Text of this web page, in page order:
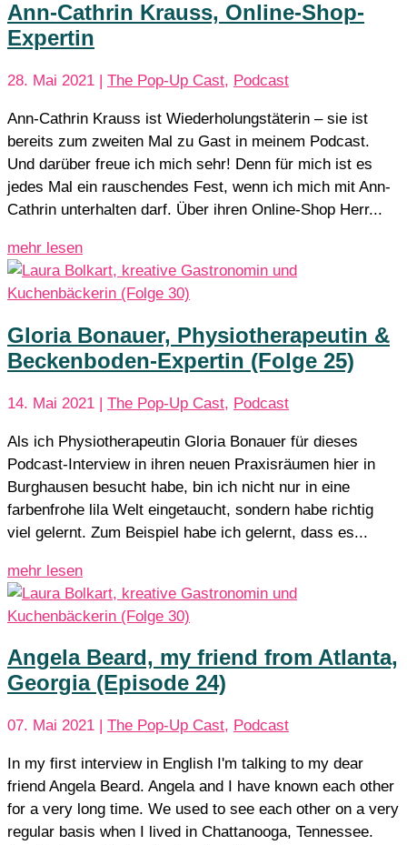
Ann-Cathrin Krauss, Online-Shop-
Expertin
28. Mai 2021 | The Pop-Up Cast, Podcast
Ann-Cathrin Krauss ist Wiederholungstäterin – sie ist
bereits zum zweiten Mal zu Gast in meinem Podcast.
Und darüber freue ich mich sehr! Denn für mich ist es
jedes Mal ein rauschendes Fest, wenn ich mich mit Ann-
Cathrin unterhalten darf. Über ihren Online-Shop Herr...
mehr lesen
Gloria Bonauer, Physiotherapeutin &
Beckenboden-Expertin (Folge 25)
14. Mai 2021 | The Pop-Up Cast, Podcast
Als ich Physiotherapeutin Gloria Bonauer für dieses
Podcast-Interview in ihren neuen Praxisräumen hier in
Burghausen besucht habe, bin ich nicht nur in eine
farbenfrohe lila Welt eingetaucht, sondern habe richtig
viel gelernt. Zum Beispiel habe ich gelernt, dass es...
mehr lesen
Angela Beard, my friend from Atlanta,
Georgia (Episode 24)
07. Mai 2021 The Pop-Up Cast, Podcast
In my first interview in English I'm talking to my dear
friend Angela Beard. Angela and I have known each other
for a very long time. We used to see each other on a very
regular basis when I lived in Chattanooga, Tennessee.